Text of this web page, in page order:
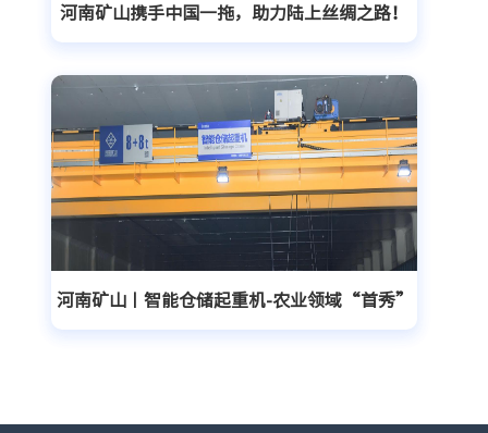
河南矿山携手中国一拖，助力陆上丝绸之路！
河南矿山丨智能仓储起重机-农业领域“首秀”